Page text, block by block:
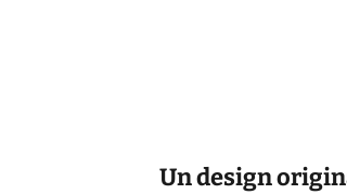
Un design